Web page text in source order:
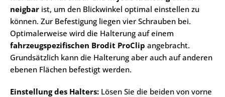
neigbar ist, um den Blickwinkel optimal einstellen zu
können. Zur Befestigung liegen vier Schrauben bei.
Optimalerweise wird die Halterung auf einem
fahrzeugspezifischen Brodit ProClip angebracht.
Grundsätzlich kann die Halterung aber auch auf anderen
ebenen Flächen befestigt werden.
Einstellung des Halters: Lösen Sie die beiden von vorne